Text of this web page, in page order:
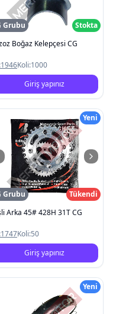
Grubu
Stokta
Boğaz Kelepçesi CG
1946Koli:1000
Giriş yapınız
Yeni
Grubu
Tükendi
Arka 45# 428H 31T CG
1747Koli:50
Giriş yapınız
Yeni